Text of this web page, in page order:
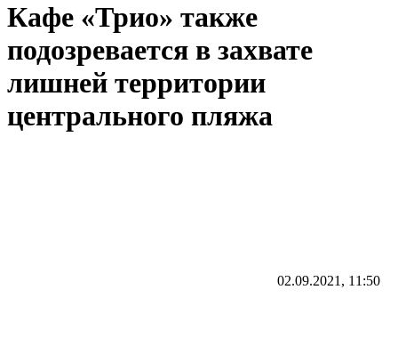
Кафе «Трио» также
подозревается в захвате
лишней территории
центрального пляжа
02.09.2021, 11:50